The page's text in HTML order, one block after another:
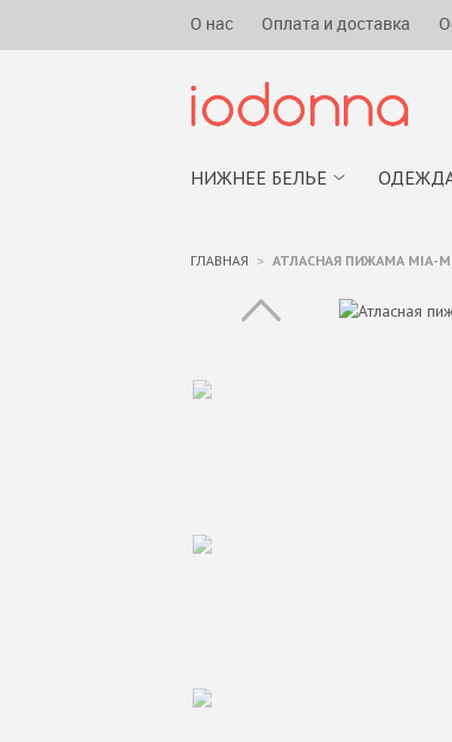
О нас Оплата и доставка
НИЖНЕЕ БЕЛЬЕ
ГЛАВНАЯ АТЛАСНАЯ ПИЖАМА MIA-